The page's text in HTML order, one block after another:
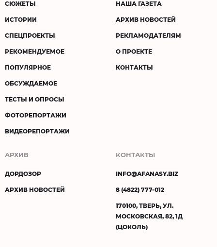
СЮЖЕТЫ
ИСТОРИИ
СПЕЦПРОЕКТЫ
РЕКОМЕНДУЕМОЕ
ПОПУЛЯРНОЕ
ОБСУЖДАЕМОЕ
ТЕСТЫ И ОПРОСЫ
ФОТОРЕПОРТАЖИ
ВИДЕОРЕПОРТАЖИ
НАША ГАЗЕТА
АРХИВ НОВОСТЕЙ
РЕКЛАМОДАТЕЛЯМ
О ПРОЕКТЕ
КОНТАКТЫ
АРХИВ
ДОРДОЗОР
АРХИВ НОВОСТЕЙ
КОНТАКТЫ
INFO@AFANASY.BIZ
8 (4822) 777-012
170100, ТВЕРЬ, УЛ.
МОСКОВСКАЯ, 82, 1Д
(ЦОКОЛЬ)